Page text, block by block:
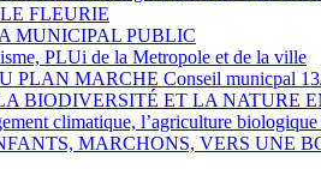
FLEURIE
MUNICIPAL PUBLIC
PLUi de la Metropole et de la ville
PLAN MARCHE Conseil municpal
BIODIVERSITÉ ET LA NATURE
climatique, l’agriculture
MARCHONS, VERS UNE